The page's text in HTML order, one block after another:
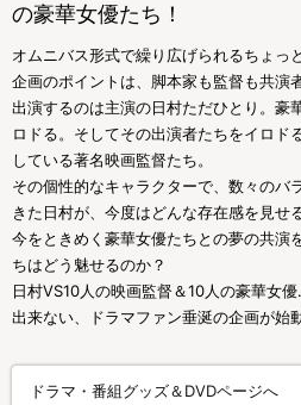
の豪華女優たち！
オムニバス形式で繰り広げられるちょっ
企画のポイントは、脚本家も監督も共演
出演するのは主演の日村ただひとり。豪
ロドる。そしてその出演者たちをイロド
している著名映画監督たち。
その個性的なキャラクターで、数々のバ
きた日村が、今度はどんな存在感を見せ
今をときめく豪華女優たちとの夢の共演
ちはどう魅せるのか？
日村VS10人の映画監督＆10人の豪華女
出来ない、ドラマファン垂涎の企画が始
ドラマ・番組グッズ＆DVDページへ